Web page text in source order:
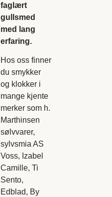
faglært
gullsmed
med lang
erfaring.
Hos oss finner
du smykker
og klokker i
mange kjente
merker som h.
Marthinsen
sølvvarer,
sylvsmia AS
Voss, Izabel
Camille, Ti
Sento,
Edblad, By